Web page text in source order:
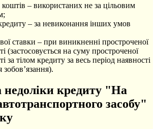
– використаних не за цільовим
– за невиконання інших умов
ставки – при виникненні простроченої
(застосовується на суму простроченої
за тілом кредиту за весь період наявності
недоліки кредиту "На
засобу"